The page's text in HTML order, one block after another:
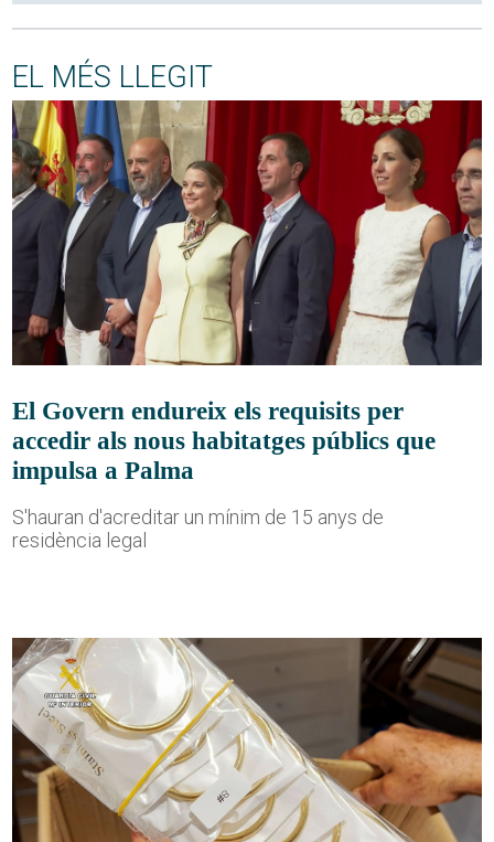
EL MÉS LLEGIT
El Govern endureix els requisits per
accedir als nous habitatges públics que
impulsa a Palma
S'hauran d'acreditar un mínim de 15 anys de
residència legal